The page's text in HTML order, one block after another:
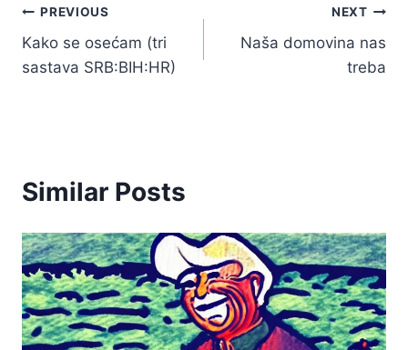
Kretanje
članka
PREVIOUS
Kako se osećam (tri
sastava SRB:BIH:HR)
NEXT
Naša domovina nas
treba
Similar Posts